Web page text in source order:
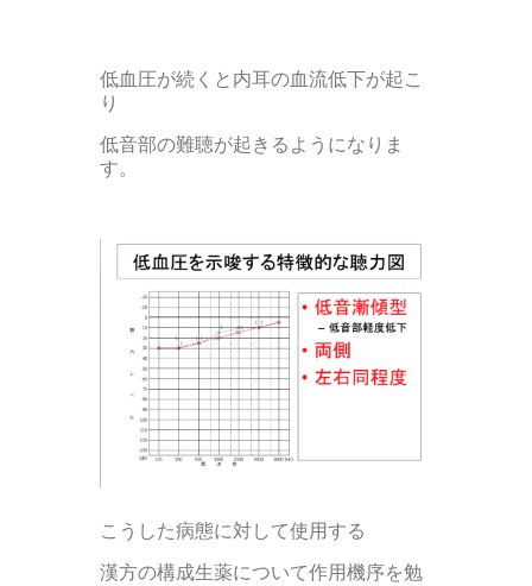
低血圧が続くと内耳の血流低下が起こ
り
低音部の難聴が起きるようになりま
す。
こうした病態に対して使用する
漢方の構成生薬について作用機序を勉